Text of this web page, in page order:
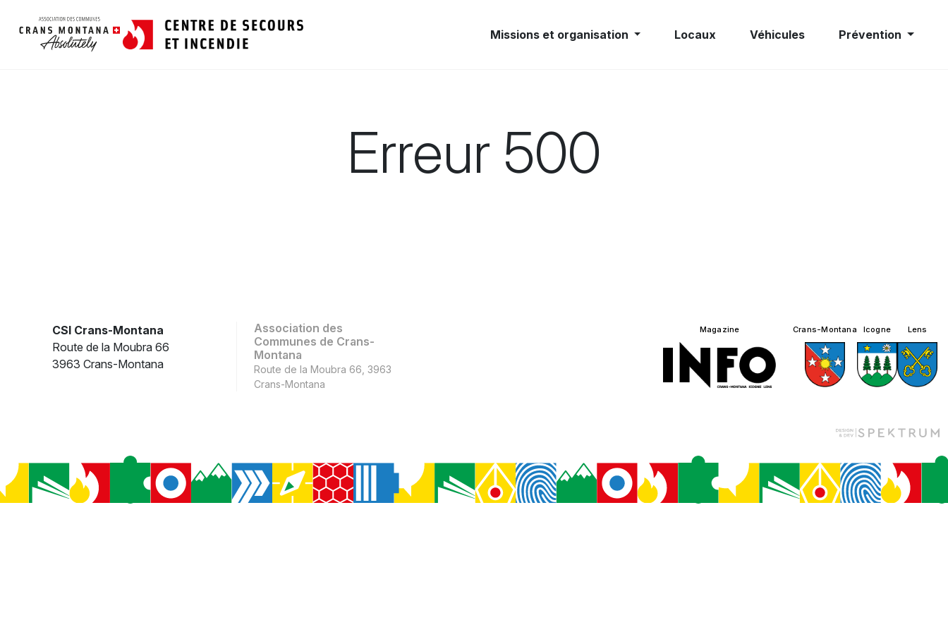
Missions et organisation Locaux Véhicules Prévention
Erreur 500
CSI Crans-Montana
Route de la Moubra 66
3963 Crans-Montana
Association des
Communes de Crans-
Montana
Route de la Moubra 66, 3963
Crans-Montana
Magazine Crans-Montana Icogne Lens